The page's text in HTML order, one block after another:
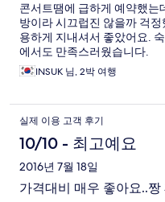
콘서트땜에 급하게 예약했는
방이라 시끄럽진 않을까 걱
용하게 지내셔서 좋았어요.
에서도 만족스러웠습니다.
INSUK 님, 2박 여행
실제 이용 고객 후기
10/10 - 최고예요
2016년 7월 18일
가격대비 매우 좋아요..짱